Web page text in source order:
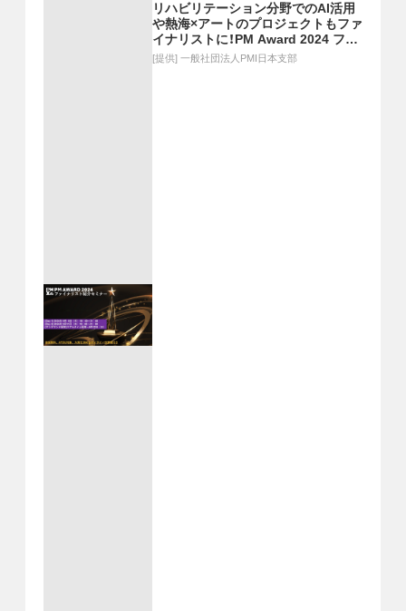
リハビリテーション分野でのAI活用
や熱海×アートのプロジェクトもファ
イナリストに！PM Award 2024 ファ
イナリスト紹介セミナーを視聴し日
[提供] 一般社団法人PMI日本支部